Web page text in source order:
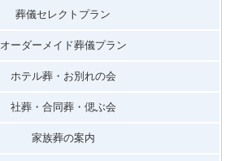
葬儀セレクトプラン
オーダーメイド葬儀プラン
ホテル葬・お別れの会
社葬・合同葬・偲ぶ会
家族葬の案内